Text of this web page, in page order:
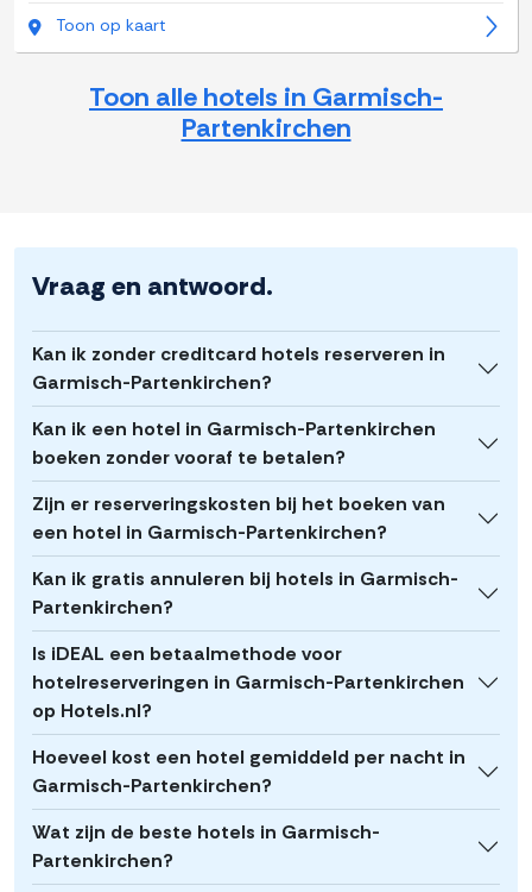
Toon op kaart
Toon alle hotels in Garmisch-
Partenkirchen
Vraag en antwoord.
Kan ik zonder creditcard hotels reserveren in
Garmisch-Partenkirchen?
Kan ik een hotel in Garmisch-Partenkirchen
boeken zonder vooraf te betalen?
Zijn er reserveringskosten bij het boeken van
een hotel in Garmisch-Partenkirchen?
Kan ik gratis annuleren bij hotels in Garmisch-
Partenkirchen?
Is iDEAL een betaalmethode voor
hotelreserveringen in Garmisch-Partenkirchen
op Hotels.nl?
Hoeveel kost een hotel gemiddeld per nacht in
Garmisch-Partenkirchen?
Wat zijn de beste hotels in Garmisch-
Partenkirchen?